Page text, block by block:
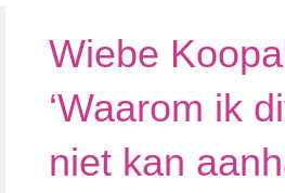
Wiebe
‘Waarom ik
niet kan